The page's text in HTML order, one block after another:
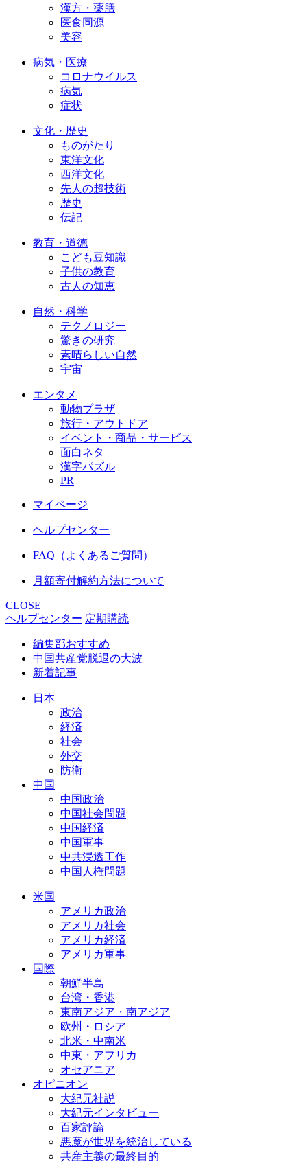
漢方・薬膳
医食同源
美容
病気・医療
コロナウイルス
病気
症状
文化・歴史
ものがたり
東洋文化
西洋文化
先人の超技術
歴史
伝記
教育・道徳
こども豆知識
子供の教育
古人の知恵
自然・科学
テクノロジー
驚きの研究
素晴らしい自然
宇宙
エンタメ
動物プラザ
旅行・アウトドア
イベント・商品・サービス
面白ネタ
漢字パズル
PR
マイページ
ヘルプセンター
FAQ（よくあるご質問）
月額寄付解約方法について
CLOSE
ヘルプセンター 定期購読
編集部おすすめ
中国共産党脱退の大波
新着記事
日本
政治
経済
社会
外交
防衛
中国
中国政治
中国社会問題
中国経済
中国軍事
中共浸透工作
中国人権問題
米国
アメリカ政治
アメリカ社会
アメリカ経済
アメリカ軍事
国際
朝鮮半島
台湾・香港
東南アジア・南アジア
欧州・ロシア
北米・中南米
中東・アフリカ
オセアニア
オピニオン
大紀元社説
大紀元インタビュー
百家評論
悪魔が世界を統治している
共産主義の最終目的